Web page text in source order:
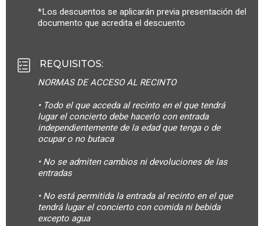
*Los descuentos se aplicarán previa presentación del
documento que acredita el descuento
REQUISITOS:
NORMAS DE ACCESO AL RECINTO
• Todo el que acceda al recinto en el que tendrá
lugar el concierto debe hacerlo con entrada
independientemente de la edad que tenga o de
ocupar o no butaca
• No se admiten cambios ni devoluciones de las
entradas
• No está permitida la entrada al recinto en el que
tendrá lugar el concierto con comida ni bebida
excepto agua